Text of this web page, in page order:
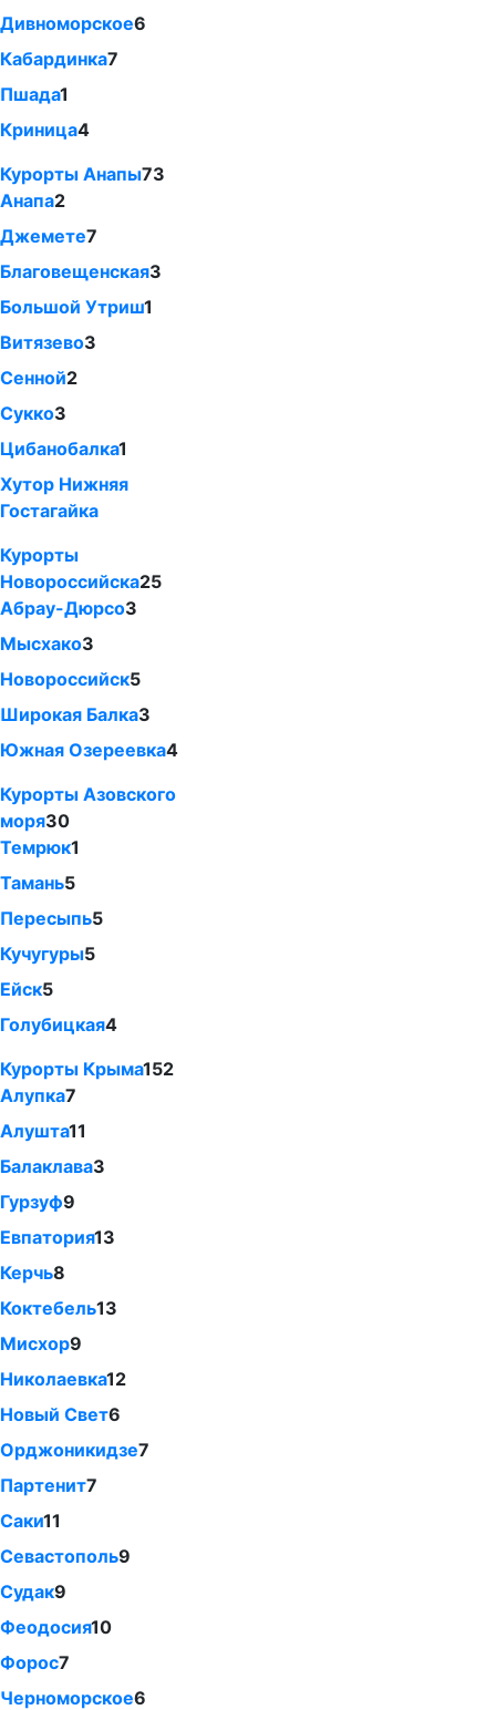
Дивноморское6
Кабардинка7
Пшада1
Криница4
Курорты Анапы73
Анапа2
Джемете7
Благовещенская3
Большой Утриш1
Витязево3
Сенной2
Сукко3
Цибанобалка1
Хутор Нижняя
Гостагайка
Курорты
Новороссийска25
Абрау-Дюрсо3
Мысхако3
Новороссийск5
Широкая Балка3
Южная Озереевка4
Курорты Азовского
моря30
Темрюк1
Тамань5
Пересыпь5
Кучугуры5
Ейск5
Голубицкая4
Курорты Крыма152
Алупка7
Алушта11
Балаклава3
Гурзуф9
Евпатория13
Керчь8
Коктебель13
Мисхор9
Николаевка12
Новый Свет6
Орджоникидзе7
Партенит7
Саки11
Севастополь9
Судак9
Феодосия10
Форос7
Черноморское6